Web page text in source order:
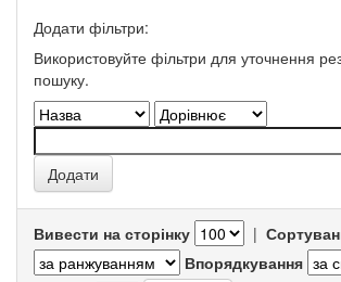
Додати фільтри:
Використовуйте фільтри для уточнення
пошуку.
Вивести на сторінку |
Впорядкування